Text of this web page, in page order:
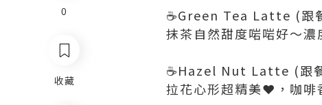
0
收藏
☕Green Tea Latte (跟
抹茶自然甜度啱啱好～
☕Hazel Nut Latte (跟
拉花心形超精美❤️，咖啡